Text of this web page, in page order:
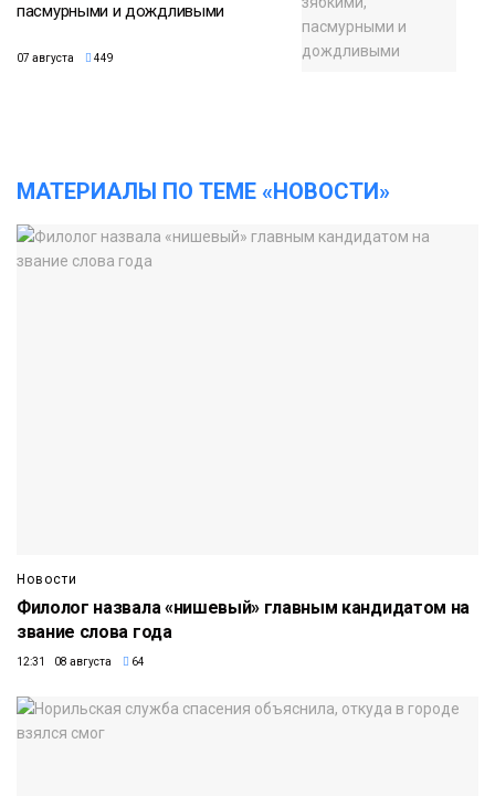
пасмурными и дождливыми
07 августа 449
МАТЕРИАЛЫ ПО ТЕМЕ «НОВОСТИ»
Новости
Филолог назвала «нишевый» главным кандидатом на
звание слова года
12:31 08 августа 64